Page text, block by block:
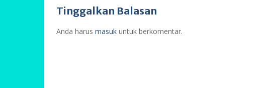
Tinggalkan Balasan
Anda harus masuk untuk berkomentar.